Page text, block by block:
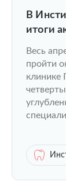
В
итоги
Весь
пройти
клинике